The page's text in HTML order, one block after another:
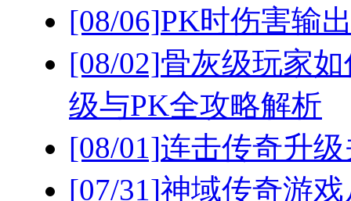
[08/06]PK时伤害输
[08/02]骨灰级玩家
级与PK全攻略解析
[08/01]连击传奇升
[07/31]神域传奇游